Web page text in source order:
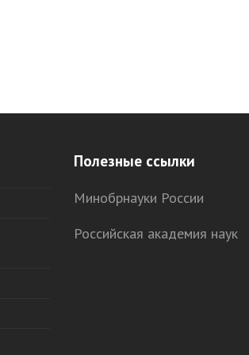
Полезные ссылки
Минобрнауки России
Российская академия наук